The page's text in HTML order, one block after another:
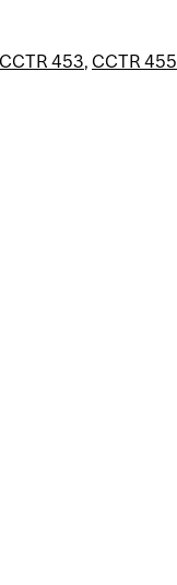
CCTR 453, CCTR 455